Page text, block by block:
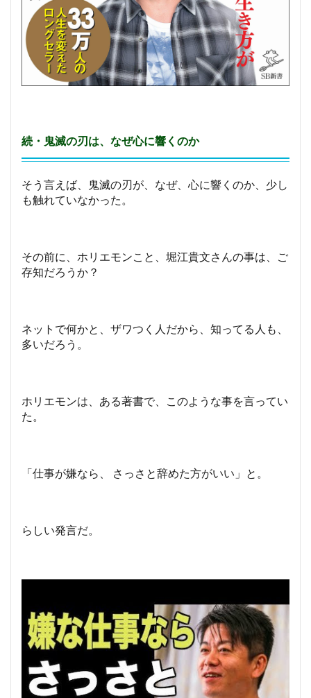
続・鬼滅の刃は、なぜ心に響くのか
そう言えば、鬼滅の刃が、なぜ、心に響くのか、少し
も触れていなかった。
その前に、ホリエモンこと、堀江貴文さんの事は、ご
存知だろうか？
ネットで何かと、ザワつく人だから、知ってる人も、
多いだろう。
ホリエモンは、ある著書で、このような事を言ってい
た。
「仕事が嫌なら、 さっさと辞めた方がいい」と。
らしい発言だ。